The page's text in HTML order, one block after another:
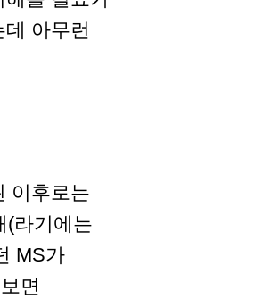
아무런
이후로는
(라기에는
MS가
면